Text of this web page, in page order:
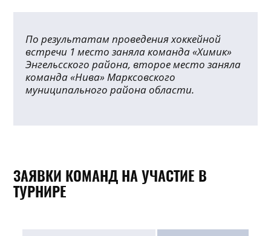
По результатам проведения хоккейной
встречи 1 место заняла команда «Химик»
Энгельсского района, второе место заняла
команда «Нива» Марксовского
муниципального района области.
ЗАЯВКИ КОМАНД НА УЧАСТИЕ В
ТУРНИРЕ